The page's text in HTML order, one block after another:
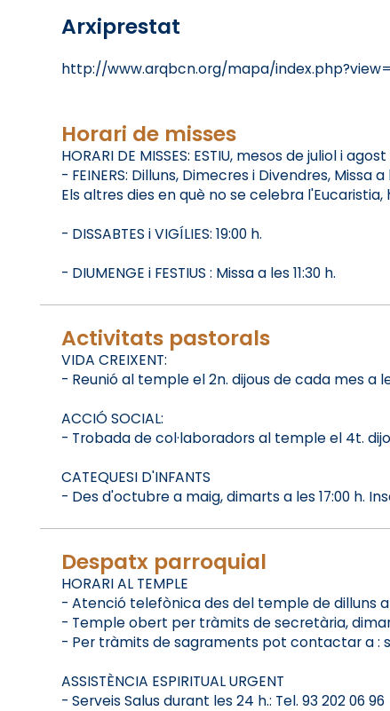
Arxiprestat
http://www.arqbcn.org/mapa/
Horari de misses
HORARI DE MISSES: ESTIU, mesos de juliol i agost
- FEINERS: Dilluns, Dimecres i Divendres, Missa a
Els altres dies en què no se celebra
- DISSABTES i VIGÍLIES: 19:00 h.
- DIUMENGE i FESTIUS : Missa a les 11:30 h.
Activitats pastorals
VIDA CREIXENT:
- Reunió al temple el 2n. dijous de cada mes a
ACCIÓ SOCIAL:
- Trobada de col·laboradors al temple el 4t.
CATEQUESI D'INFANTS
- Des d'octubre a maig, dimarts a les 17:00 h.
Despatx parroquial
HORARI AL TEMPLE
- Atenció telefònica des del temple de dilluns a
- Temple obert per tràmits de secretària, dimarts
- Per tràmits de sagraments pot contactar a :
ASSISTÈNCIA ESPIRITUAL URGENT
- Serveis Salus durant les 24 h.: Tel. 93 202 06 96